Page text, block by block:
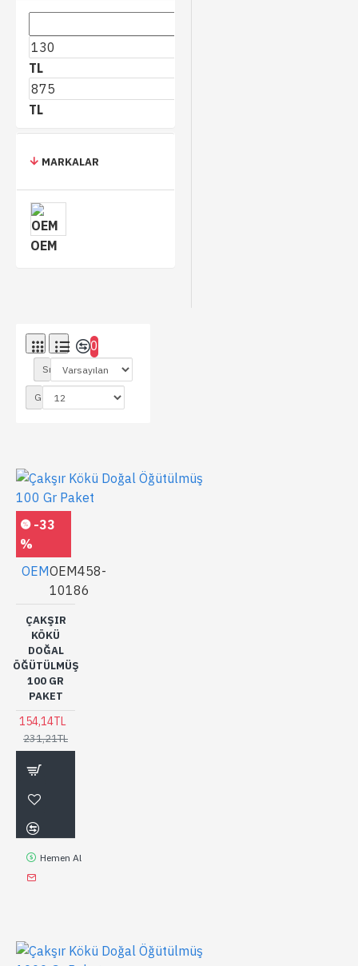
TL
TL
MARKALAR
OEM
0
Sırala:
Göster:
-33
%
OEMOEM458-
10186
ÇAKŞIR
KÖKÜ
DOĞAL
ÖĞÜTÜLMÜŞ
100 GR
PAKET
154,14TL
231,21TL
Hemen Al